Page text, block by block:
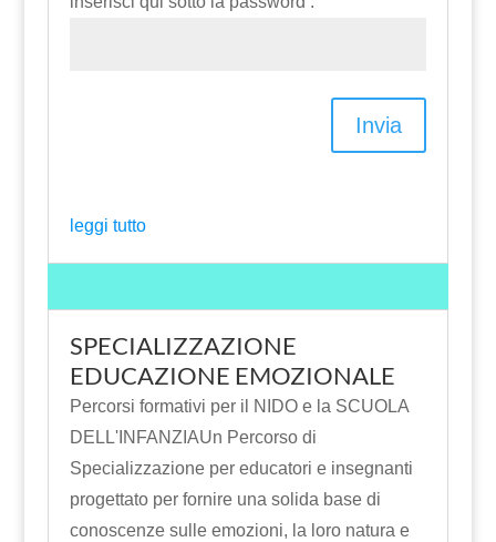
Invia
leggi tutto
SPECIALIZZAZIONE
EDUCAZIONE EMOZIONALE
Percorsi formativi per il NIDO e la SCUOLA
DELL'INFANZIAUn Percorso di
Specializzazione per educatori e insegnanti
progettato per fornire una solida base di
conoscenze sulle emozioni, la loro natura e